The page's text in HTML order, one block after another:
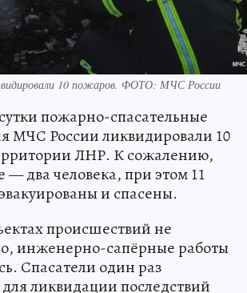
10 пожаров. ФОТО: МЧС России
пожарно-спасательные
МЧС России ликвидировали 10
ЛНР. К сожалению,
— два человека, при этом 11
и спасены.
происшествий не
инженерно-сапёрные работы
Спасатели один раз
ликвидации последствий